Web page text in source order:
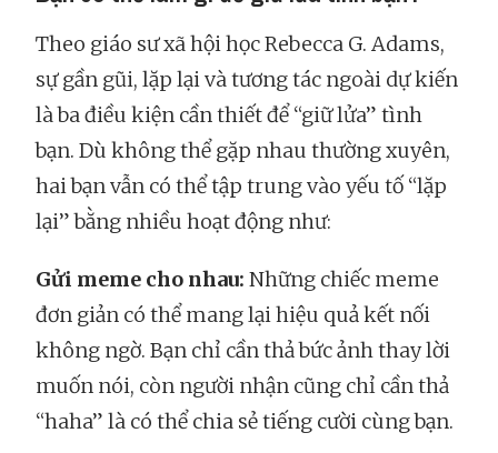
Theo giáo sư xã hội học Rebecca G. Adams,
sự gần gũi, lặp lại và tương tác ngoài dự kiến
là ba điều kiện cần thiết để “giữ lửa” tình
bạn. Dù không thể gặp nhau thường xuyên,
hai bạn vẫn có thể tập trung vào yếu tố “lặp
lại” bằng nhiều hoạt động như:
Gửi meme cho nhau: Những chiếc meme
đơn giản có thể mang lại hiệu quả kết nối
không ngờ. Bạn chỉ cần thả bức ảnh thay lời
muốn nói, còn người nhận cũng chỉ cần thả
“haha” là có thể chia sẻ tiếng cười cùng bạn.